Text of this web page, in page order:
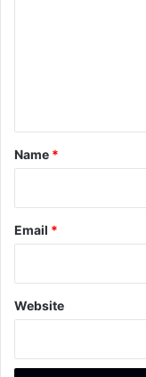
*
Name *
Email *
Website